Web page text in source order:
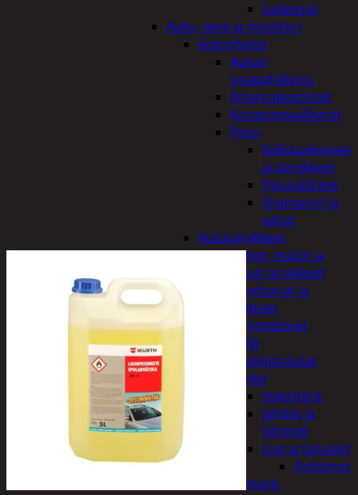
Sadeasut
Auto, vene ja moottori
Autonhoito
Auton
sisäpuhdistus
Ilmanraikastimet
Korjausmaalikynät
Pesu
Kiillotuskoneet
ja tarvikkeet
Pesuvälineet
Shampoot ja
vahat
Autotarvikkeet
Kalvot, matot ja
muut tarvikkeet
Lumiharjat ja
peitteet
Lämmittimet
Peilit
Pyyhkijänsulat
Sähkö
Invertterit
Johdot ja
liittimet
Lisä ja työvalot
Polttimot
Irtomoottorit,